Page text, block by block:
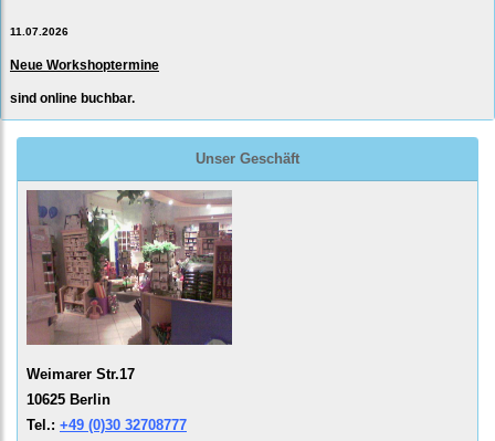
11.07.2026
Neue Workshoptermine
sind online buchbar.
Unser Geschäft
Weimarer Str.17
10625 Berlin
Tel.: +49 (0)30 32708777